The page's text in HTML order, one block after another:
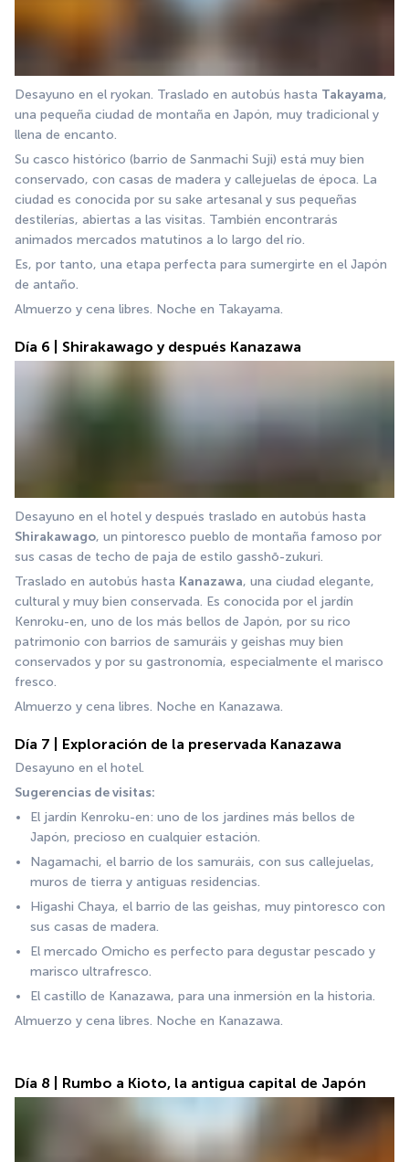
Desayuno en el ryokan. Traslado en autobús hasta Takayama,
una pequeña ciudad de montaña en Japón, muy tradicional y
llena de encanto.
Su casco histórico (barrio de Sanmachi Suji) está muy bien
conservado, con casas de madera y callejuelas de época. La
ciudad es conocida por su sake artesanal y sus pequeñas
destilerías, abiertas a las visitas. También encontrarás
animados mercados matutinos a lo largo del río.
Es, por tanto, una etapa perfecta para sumergirte en el Japón
de antaño.
Almuerzo y cena libres. Noche en Takayama.
Día 6 | Shirakawago y después Kanazawa
Shirakawago, un pintoresco pueblo de montaña famoso por
sus casas de techo de paja de estilo gasshō-zukuri.
Traslado en autobús hasta Kanazawa, una ciudad elegante,
cultural y muy bien conservada. Es conocida por el jardín
Kenroku-en, uno de los más bellos de Japón, por su rico
patrimonio con barrios de samuráis y geishas muy bien
conservados y por su gastronomía, especialmente el marisco
fresco.
Almuerzo y cena libres. Noche en Kanazawa.
Día 7 | Exploración de la preservada Kanazawa
Desayuno en el hotel.
Sugerencias de visitas:
El jardín Kenroku-en: uno de los jardines más bellos de
Japón, precioso en cualquier estación.
Nagamachi, el barrio de los samuráis, con sus callejuelas,
muros de tierra y antiguas residencias.
Higashi Chaya, el barrio de las geishas, muy pintoresco con
sus casas de madera.
El mercado Omicho es perfecto para degustar pescado y
marisco ultrafresco.
El castillo de Kanazawa, para una inmersión en la historia.
Almuerzo y cena libres. Noche en Kanazawa.
Día 8 | Rumbo a Kioto, la antigua capital de Japón